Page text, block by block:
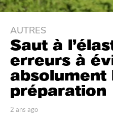
2
a
s
a
g
AUTRES
Saut à
erreurs à
absolument
préparation
p
2 ans ago